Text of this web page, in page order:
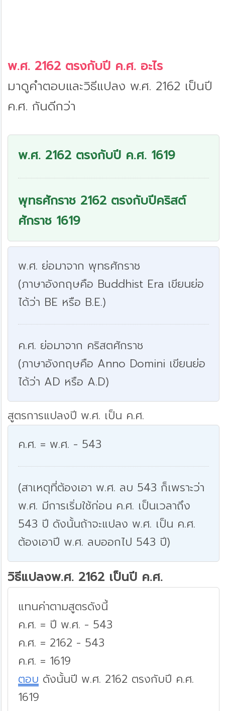
พ.ศ. 2162 ตรงกับปี ค.ศ. อะไร
มาดูคำตอบและวิธีแปลง พ.ศ. 2162 เป็นปี
ค.ศ. กันดีกว่า
พ.ศ. 2162 ตรงกับปี ค.ศ. 1619
พุทธศักราช 2162 ตรงกับปีคริสต์
ศักราช 1619
พ.ศ. ย่อมาจาก พุทธศักราช
(ภาษาอังกฤษคือ Buddhist Era เขียนย่อ
ได้ว่า BE หรือ B.E.)
ค.ศ. ย่อมาจาก คริสตศักราช
(ภาษาอังกฤษคือ Anno Domini เขียนย่อ
ได้ว่า AD หรือ A.D)
สูตรการแปลงปี พ.ศ. เป็น ค.ศ.
ค.ศ. = พ.ศ. - 543
(สาเหตุที่ต้องเอา พ.ศ. ลบ 543 ก็เพราะว่า
พ.ศ. มีการเริ่มใช้ก่อน ค.ศ. เป็นเวลาถึง
543 ปี ดังนั้นถ้าจะแปลง พ.ศ. เป็น ค.ศ.
ต้องเอาปี พ.ศ. ลบออกไป 543 ปี)
วิธีแปลงพ.ศ. 2162 เป็นปี ค.ศ.
แทนค่าตามสูตรดังนี้
ค.ศ. = ปี พ.ศ. - 543
ค.ศ. = 2162 - 543
ค.ศ. = 1619
ตอบ ดังนั้นปี พ.ศ. 2162 ตรงกับปี ค.ศ.
1619